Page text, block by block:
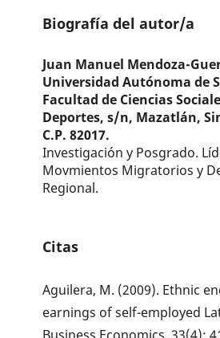
Biografía del autor/a
Juan Manuel Mendoza-
Universidad Autónoma de
Facultad de Ciencias
Deportes, s/n, Mazatlán,
C.P. 82017.
Investigación y Posgrado.
Movmientos Migratorios y
Regional.
Citas
Aguilera, M. (2009). Ethnic
earnings of self-employed